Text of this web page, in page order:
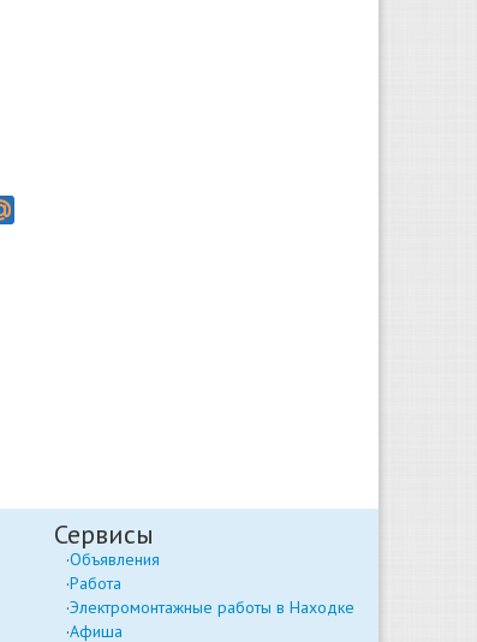
Сервисы
Объявления
Работа
Электромонтажные работы в Находке
Афиша